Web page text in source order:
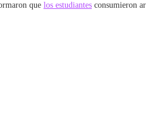
que los estudiantes consumieron